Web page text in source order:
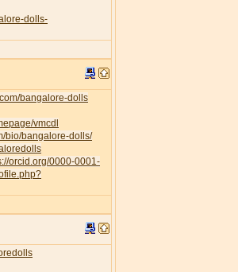
dolls-
bangalore-dolls
vmcdl
bio/bangalore-dolls/
orcid.org/0000-0001-